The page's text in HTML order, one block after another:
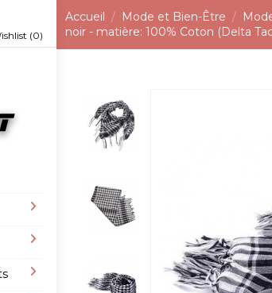
(0)
Accueil Mode et Bien-Être
noir - matière: 100% Coton (Delta